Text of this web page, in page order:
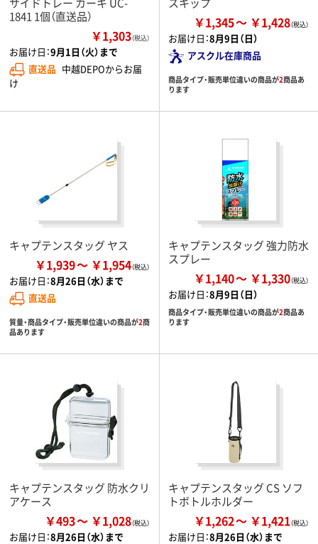
1841 1個（直送品）
￥1,303（税込）
お届け日：9月1日（火）まで
直送品 中越DEPOからお届
け
￥1,345 ￥1,428
お届け日：8月9日（日）
アスクル在庫商品
商品タイプ・販売単位違いの商品が2商品あ
ります
キャプテンスタッグ ヤス
￥1,939 ￥1,954
お届け日：8月26日（水）まで
直送品
質量・商品タイプ・販売単位違いの商品が2商
品あります
キャプテンスタッグ 強力防水
スプレー
￥1,140 ￥1,330
お届け日：8月9日（日）
商品タイプ・販売単位違いの商品が2商品あ
ります
キャプテンスタッグ 防水クリ
アケース
￥493 ￥1,028
お届け日：8月26日（水）まで
キャプテンスタッグ CS ソフ
トボトルホルダー
￥1,262 ￥1,421
お届け日：8月26日（水）まで